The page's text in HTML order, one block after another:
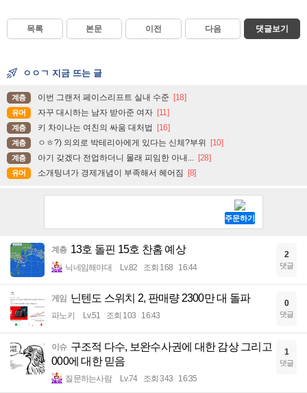
목록 본문 이전 다음 댓글보기
ㅇㅇㄱ 지금 뜨는 글
계층 이번 그랜저 페이스리프트 실내 수준 [18]
유머 자꾸 대시하는 남자 받아준 여자 [11]
계층 키 차이나는 여친의 싸움 대처법 [16]
계층 ㅇㅎ?) 의외로 박테리아에게 있다는 신체?부위 [10]
계층 아기 갖겠다 전업하더니 몰래 피임한 아내... [28]
유머 소개팅녀가 경제개념이 부족해서 헤어짐 [8]
계층 13호 돌핀 15호 찬홈 예상
닉네임해야대 Lv.82 조회 168 16:44
2
댓글
게임 닌텐도 스위치 2, 판매량 2300만 대 돌파
파노키 Lv.51 조회 103 16:43
0
댓글
이슈 구조적 다수, 보완수사권에 대한 감상 그리고
000에 대한 믿음
질문하는사람 Lv.74 조회 343 16:35
1
댓글